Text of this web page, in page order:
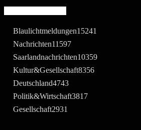
Blaulichtmeldungen15241
Nachrichten11597
Saarlandnachrichten10359
Kultur&Gesellschaft8356
Deutschland4743
Politik&Wirtschaft3817
Gesellschaft2931